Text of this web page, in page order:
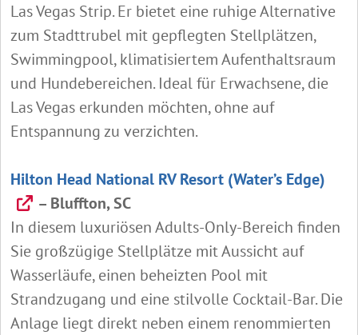
Las Vegas Strip. Er bietet eine ruhige Alternative
zum Stadttrubel mit gepflegten Stellplätzen,
Swimmingpool, klimatisiertem Aufenthaltsraum
und Hundebereichen. Ideal für Erwachsene, die
Las Vegas erkunden möchten, ohne auf
Entspannung zu verzichten.
Hilton Head National RV Resort (Water’s Edge)
– Bluffton, SC
In diesem luxuriösen Adults‑Only‑Bereich finden
Sie großzügige Stellplätze mit Aussicht auf
Wasserläufe, einen beheizten Pool mit
Strandzugang und eine stilvolle Cocktail‑Bar. Die
Anlage liegt direkt neben einem renommierten